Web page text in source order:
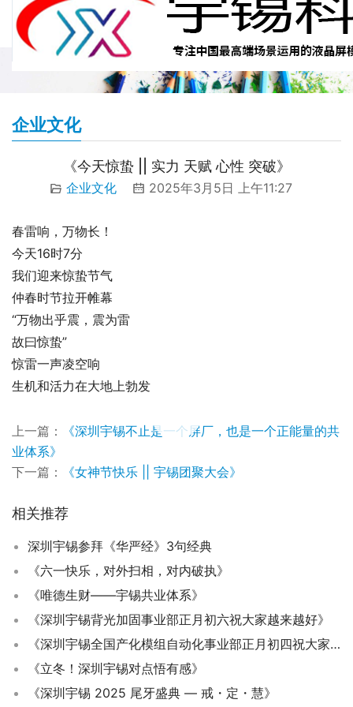
企业文化
《今天惊蛰 || 实力 天赋 心性 突破》
企业文化 2025年3月5日 上午11:27
春雷响，万物长！
今天16时7分
我们迎来惊蛰节气
仲春时节拉开帷幕
“万物出乎震，震为雷
故曰惊蛰”
惊雷一声凌空响
生机和活力在大地上勃发
上一篇：
《深圳宇锡不止是一个屏厂，也是一个正能量的共
业体系》
下一篇：
《女神节快乐 || 宇锡团聚大会》
相关推荐
深圳宇锡参拜《华严经》3句经典
《六一快乐，对外扫相，对内破执》
《唯德生财——宇锡共业体系》
《深圳宇锡背光加固事业部正月初六祝大家越来越好》
《深圳宇锡全国产化模组自动化事业部正月初四祝大家一马当先》
《立冬！深圳宇锡对点悟有感》
《深圳宇锡 2025 尾牙盛典 — 戒・定・慧》